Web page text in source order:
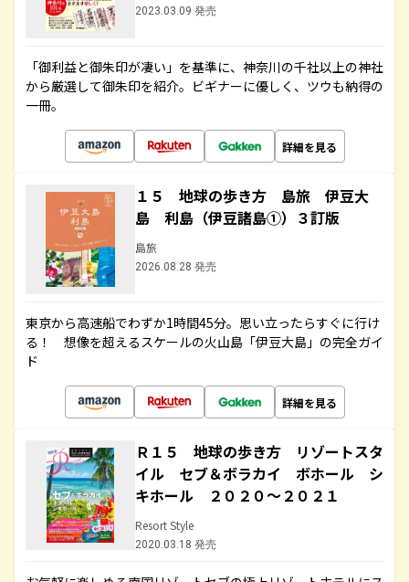
2023.03.09 発売
「御利益と御朱印が凄い」を基準に、神奈川の千社以上の神社
から厳選して御朱印を紹介。ビギナーに優しく、ツウも納得の
一冊。
詳細を見る
１５ 地球の歩き方 島旅 伊豆大
島 利島（伊豆諸島①）３訂版
島旅
2026.08.28 発売
東京から高速船でわずか1時間45分。思い立ったらすぐに行け
る！ 想像を超えるスケールの火山島「伊豆大島」の完全ガイ
ド
詳細を見る
Ｒ１５ 地球の歩き方 リゾートスタ
イル セブ＆ボラカイ ボホール シ
キホール ２０２０～２０２１
Resort Style
2020.03.18 発売